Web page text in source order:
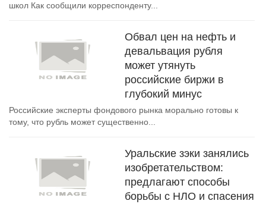
школ Как сообщили корреспонденту...
Обвал цен на нефть и
девальвация рубля
может утянуть
российские биржи в
глубокий минус
Российские эксперты фондового рынка морально готовы к
тому, что рубль может существенно...
Уральские зэки занялись
изобретательством:
предлагают способы
борьбы с НЛО и спасения